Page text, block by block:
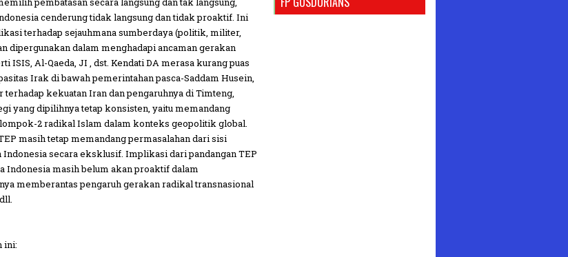
cenderung tidak langsung dan tidak proaktif. Ini
terhadap sejauhmana sumberdaya (politik, militer,
dipergunakan dalam menghadapi ancaman gerakan
ISIS, Al-Qaeda, JI , dst. Kendati DA merasa kurang puas
Irak di bawah pemerintahan pasca-Saddam Husein,
terhadap kekuatan Iran dan pengaruhnya di Timteng,
yang dipilihnya tetap konsisten, yaitu memandang
2 radikal Islam dalam konteks geopolitik global.
masih tetap memandang permasalahan dari sisi
secara eksklusif. Implikasi dari pandangan TEP
Indonesia masih belum akan proaktif dalam
memberantas pengaruh gerakan radikal transnasional
ini: